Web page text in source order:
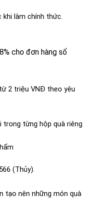
làm chính thức.
cho đơn hàng số
2 triệu VNĐ theo yêu
từng hộp quà riêng
(Thủy).
tạo nên những món quà